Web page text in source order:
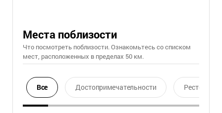
Места поблизости
Что посмотреть поблизости. Ознакомьтесь со списком
мест, расположенных в пределах 50 км.
Все Достопримечательности Ресторан